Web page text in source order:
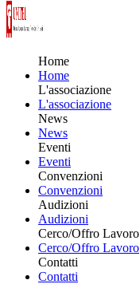
Home
Home
L'associazione
L'associazione
News
News
Eventi
Eventi
Convenzioni
Convenzioni
Audizioni
Audizioni
Cerco/Offro Lavoro
Cerco/Offro Lavoro
Contatti
Contatti